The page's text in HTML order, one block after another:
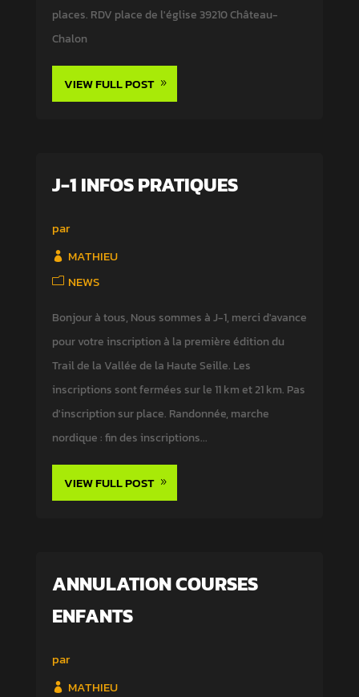
places. RDV place de l'église 39210 Château-
Chalon
VIEW FULL POST
J-1 INFOS PRATIQUES
par
MATHIEU
NEWS
Bonjour à tous, Nous sommes à J-1, merci d'avance
pour votre inscription à la première édition du
Trail de la Vallée de la Haute Seille. Les
inscriptions sont fermées sur le 11 km et 21 km. Pas
d'inscription sur place. Randonnée, marche
nordique : fin des inscriptions...
VIEW FULL POST
ANNULATION COURSES
ENFANTS
par
MATHIEU